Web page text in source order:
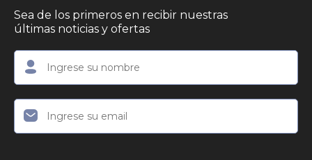
Sea de los primeros en recibir nuestras
últimas noticias y ofertas